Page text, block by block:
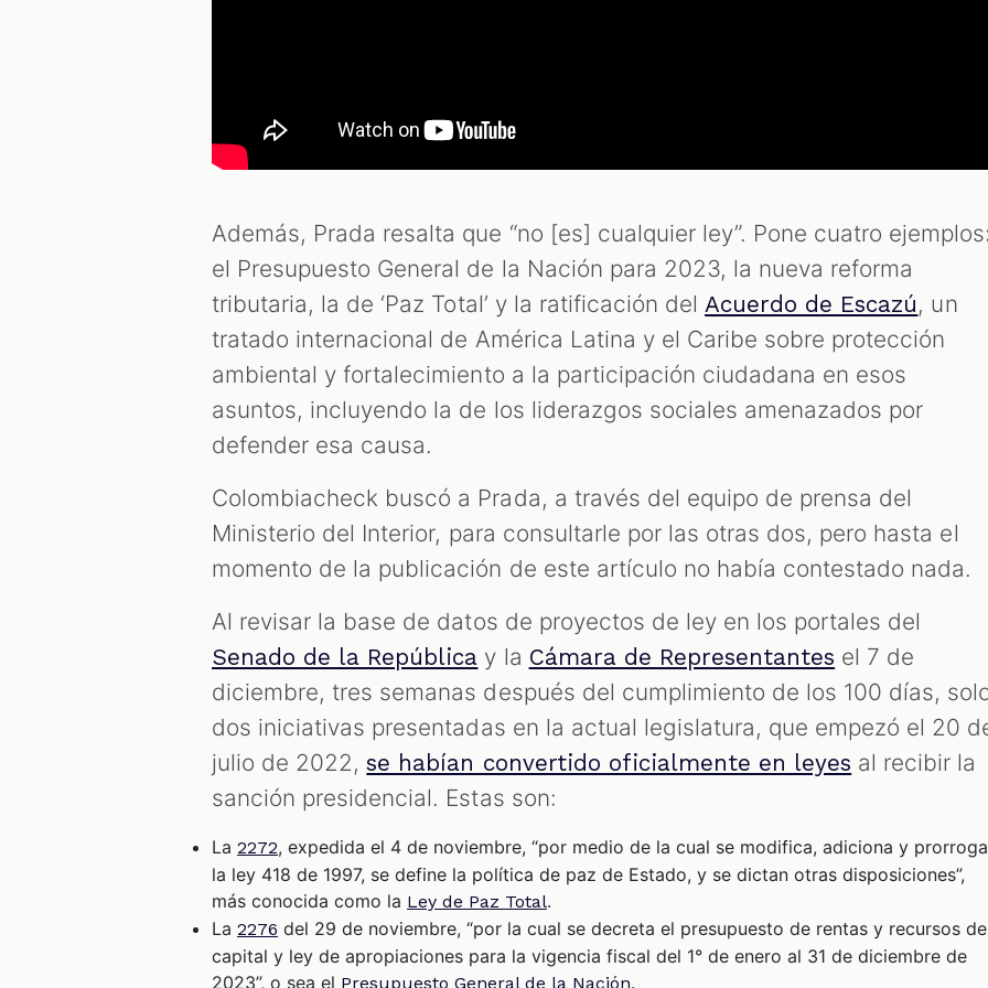
Además, Prada resalta que “no [es] cualquier ley”. Pone cuatro
el Presupuesto General de la Nación para 2023, la nueva reforma
tributaria, la de ‘Paz Total’ y la ratificación delAcuerdo de Escazú, un
tratado internacional de América Latina y el Caribe sobre protección
ambiental y fortalecimiento a la participación ciudadana en esos
asuntos, incluyendo la de los liderazgos sociales amenazados por
defender esa causa.
Colombiacheck buscó a Prada, a través del equipo de prensa del
Ministerio del Interior, para consultarle por las otras dos, pero hasta el
momento de la publicación de este artículo no había contestado nada.
Al revisar la base de datos de proyectos de ley en los portales del
Senado de la República y la Cámara de Representantes el 7 de
diciembre, tres semanas después del cumplimiento de los 100 días,
dos iniciativas presentadas en la actual legislatura, que empezó el 20
julio de 2022,se habían convertido oficialmente en leyes al recibir la
sanción presidencial. Estas son:
La 2272, expedida el 4 de noviembre, “por medio de la cual se modifica, adiciona y prorroga
la ley 418 de 1997, se define la política de paz de Estado, y se dictan otras disposiciones”,
más conocida como la Ley de Paz Total.
La 2276 del 29 de noviembre, “por la cual se decreta el presupuesto de rentas y recursos de
capital y ley de apropiaciones para la vigencia fiscal del 1° de enero al 31 de diciembre de
2023”, o sea el Presupuesto General de la Nación.